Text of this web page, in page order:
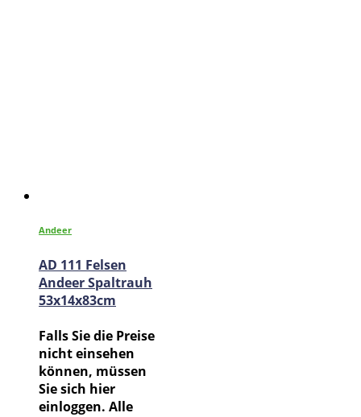
Andeer
AD 111 Felsen
Andeer Spaltrauh
53x14x83cm
Falls Sie die Preise
nicht einsehen
können, müssen
Sie sich hier
einloggen. Alle